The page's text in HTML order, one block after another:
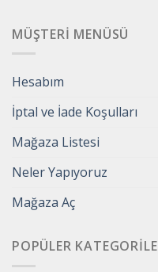
MÜŞTERI MENÜSÜ
Hesabım
İptal ve İade Koşulları
Mağaza Listesi
Neler Yapıyoruz
Mağaza Aç
POPÜLER